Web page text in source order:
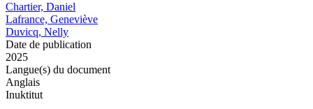
Chartier, Daniel
Lafrance, Geneviève
Duvicq, Nelly
Date de publication
2025
Langue(s) du document
Anglais
Inuktitut